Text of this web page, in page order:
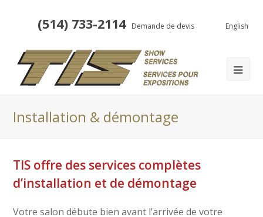
English
(514) 733-2114 Demande de devis
Installation & démontage
TIS offre des services complètes
d’installation et de démontage
Votre salon débute bien avant l’arrivée de votre